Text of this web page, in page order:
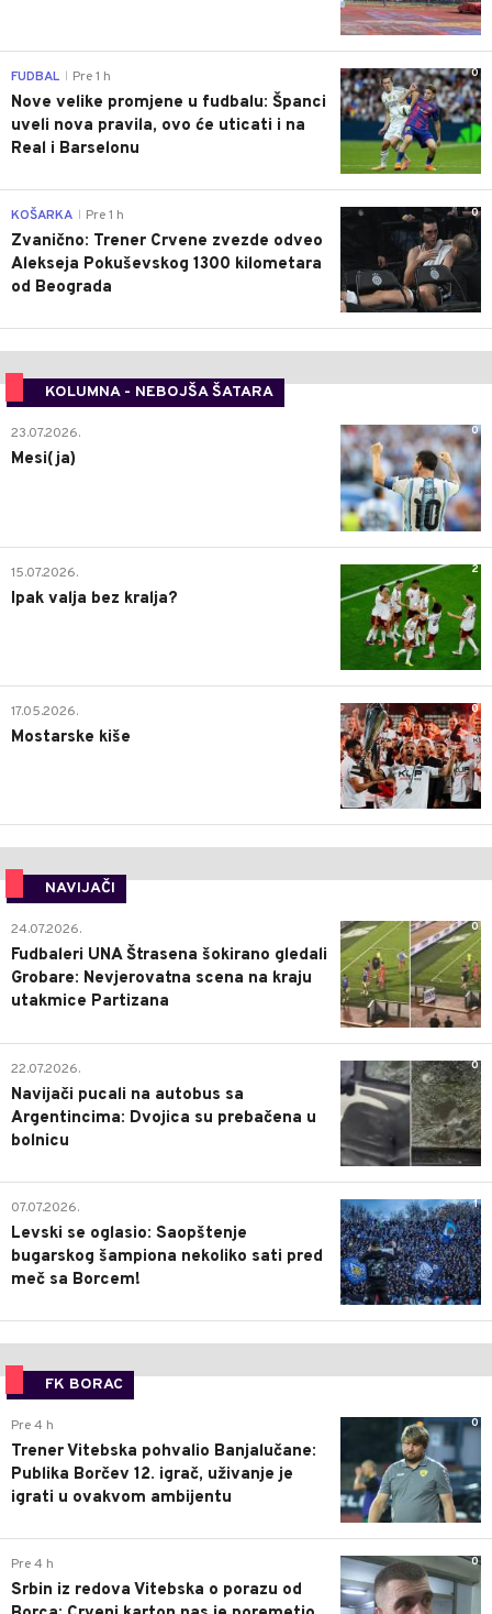
0
FUDBAL Pre 1 h
Nove velike promjene u fudbalu: Španci
uveli nova pravila, ovo će uticati i na
Real i Barselonu
0
KOŠARKA Pre 1 h
Zvanično: Trener Crvene zvezde odveo
Alekseja Pokuševskog 1300 kilometara
od Beograda
KOLUMNA - NEBOJŠA ŠATARA
0
23.07.2026.
Mesi(ja)
2
15.07.2026.
Ipak valja bez kralja?
0
17.05.2026.
Mostarske kiše
NAVIJAČI
0
24.07.2026.
Fudbaleri UNA Štrasena šokirano gledali
Grobare: Nevjerovatna scena na kraju
utakmice Partizana
0
22.07.2026.
Navijači pucali na autobus sa
Argentincima: Dvojica su prebačena u
bolnicu
1
07.07.2026.
Levski se oglasio: Saopštenje
bugarskog šampiona nekoliko sati pred
meč sa Borcem!
FK BORAC
0
Pre 4 h
Trener Vitebska pohvalio Banjalučane:
Publika Borčev 12. igrač, uživanje je
igrati u ovakvom ambijentu
0
Pre 4 h
Srbin iz redova Vitebska o porazu od